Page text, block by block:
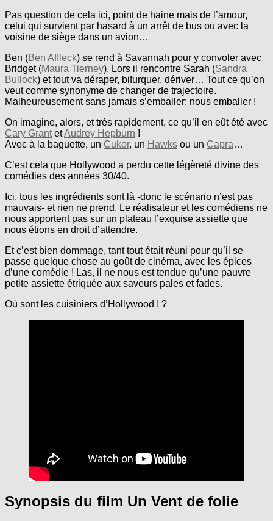
Pas question de cela ici, point de haine mais de l’amour,
celui qui survient par hasard à un arrêt de bus ou avec la
voisine de siège dans un avion…
Ben (Ben Affleck) se rend à Savannah pour y convoler avec
Bridget (Maura Tierney). Lors il rencontre Sarah (Sandra
Bullock) et tout va déraper, bifurquer, dériver… Tout ce qu’on
veut comme synonyme de changer de trajectoire.
Malheureusement sans jamais s’emballer; nous emballer !
On imagine, alors, et très rapidement, ce qu’il en eût été avec
Cary GrantetAudrey Hepburn !
Avec à la baguette, un Cukor, un Hawks ou un Capra…
C’est cela que Hollywood a perdu cette légèreté divine des
comédies des années 30/40.
Ici, tous les ingrédients sont là -donc le scénario n’est pas
mauvais- et rien ne prend. Le réalisateur et les comédiens ne
nous apportent pas sur un plateau l’exquise assiette que
nous étions en droit d’attendre.
Et c’est bien dommage, tant tout était réuni pour qu’il se
passe quelque chose au goût de cinéma, avec les épices
d’une comédie ! Las, il ne nous est tendue qu’une pauvre
petite assiette étriquée aux saveurs pales et fades.
Où sont les cuisiniers d’Hollywood ! ?
Synopsis du film Un Vent de folie